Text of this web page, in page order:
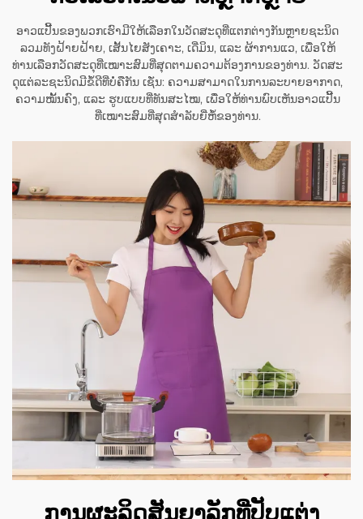
ອາວແປີ້ນຂອງພວກເຮົາມີໃຫ້ເລືອກໃນວັດສະດຸທີ່ແຕກຕ່າງກັນຫຼາຍຊະນິດ
ລວມທັງຝ້າຍຝ້າຍ, ເສັ້ນໄຍສັງເຄາະ, ເດີ່ມິນ, ແລະ ຜ້າການແວ, ເພື່ອໃຫ້
ທ່ານເລືອກວັດສະດຸທີ່ເໝາະສົມທີ່ສຸດຕາມຄວາມຕ້ອງການຂອງທ່ານ. ວັດສະ
ດຸແຕ່ລະຊະນິດມີຂໍ້ດີທີ່ບໍ່ຄືກັນ ເຊັ່ນ: ຄວາມສາມາດໃນການລະບາຍອາກາດ,
ຄວາມໝັ້ນຄົງ, ແລະ ຮູບແບບທີ່ທັນສະໄໝ, ເພື່ອໃຫ້ທ່ານພົບເຫັນອາວແປີ້ນ
ທີ່ເໝາະສົມທີ່ສຸດສຳລັບຍີ່ຫໍ້ຂອງທ່ານ.
ການຜະລິດສັນຍາລັກທີ່ປັບແຕ່ງ